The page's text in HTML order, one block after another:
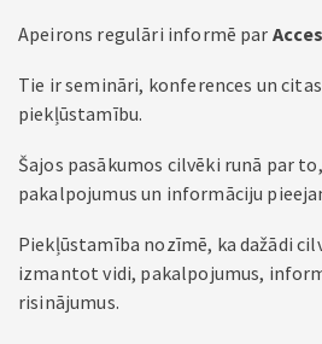
Apeirons regulāri informē par
Tie ir semināri, konferences un
piekļūstamību.
Šajos pasākumos cilvēki runā par
pakalpojumus un informāciju
Piekļūstamība nozīmē, ka dažādi
izmantot vidi, pakalpojumus,
risinājumus.